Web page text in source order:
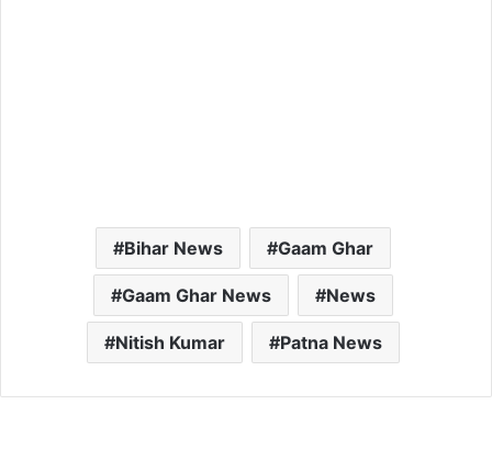
Bihar News Gaam Ghar
Gaam Ghar News News
Nitish Kumar Patna News